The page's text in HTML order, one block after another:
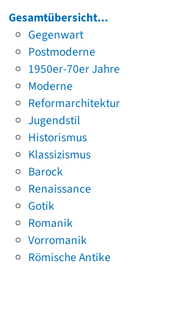
Gesamtübersicht...
Gegenwart
Postmoderne
1950er-70er Jahre
Moderne
Reformarchitektur
Jugendstil
Historismus
Klassizismus
Barock
Renaissance
Gotik
Romanik
Vorromanik
Römische Antike